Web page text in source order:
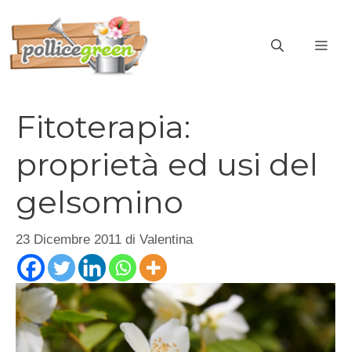
contenuto
Fitoterapia:
proprietà ed usi del
gelsomino
23 Dicembre 2011 di Valentina